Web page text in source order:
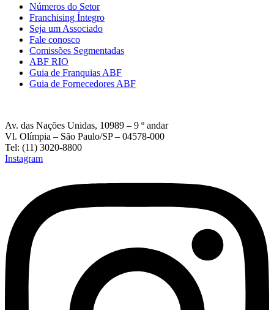
Números do Setor
Franchising Íntegro
Seja um Associado
Fale conosco
Comissões Segmentadas
ABF RIO
Guia de Franquias ABF
Guia de Fornecedores ABF
Av. das Nações Unidas, 10989 – 9 º andar
Vl. Olímpia – São Paulo/SP – 04578-000
Tel: (11) 3020-8800
Instagram